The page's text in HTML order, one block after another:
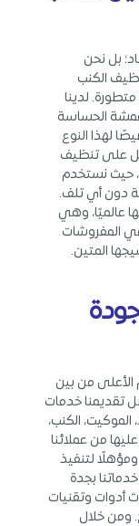
بل نحن
الكنب
لدينا
الحساسة
لهذا النوع
على تنظيف
حيث نستخدم
دون أي تلف.
عالميًا، وهي
المفروشات
المتين.
من بين
تقديمنا خدمات
الكنب،
من عملائنا
ومؤهلًا لتنفيذ
بجدة
أدوات وتقنيات
ومن خلال